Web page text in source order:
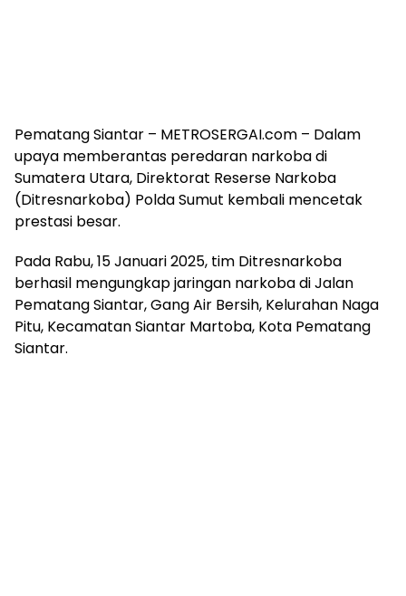
Pematang Siantar – METROSERGAI.com – Dalam
upaya memberantas peredaran narkoba di
Sumatera Utara, Direktorat Reserse Narkoba
(Ditresnarkoba) Polda Sumut kembali mencetak
prestasi besar.
Pada Rabu, 15 Januari 2025, tim Ditresnarkoba
berhasil mengungkap jaringan narkoba di Jalan
Pematang Siantar, Gang Air Bersih, Kelurahan Naga
Pitu, Kecamatan Siantar Martoba, Kota Pematang
Siantar.